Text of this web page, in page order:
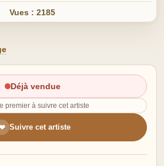
Vues : 2185
Déjà vendue
premier à suivre cet artiste
Suivre cet artiste